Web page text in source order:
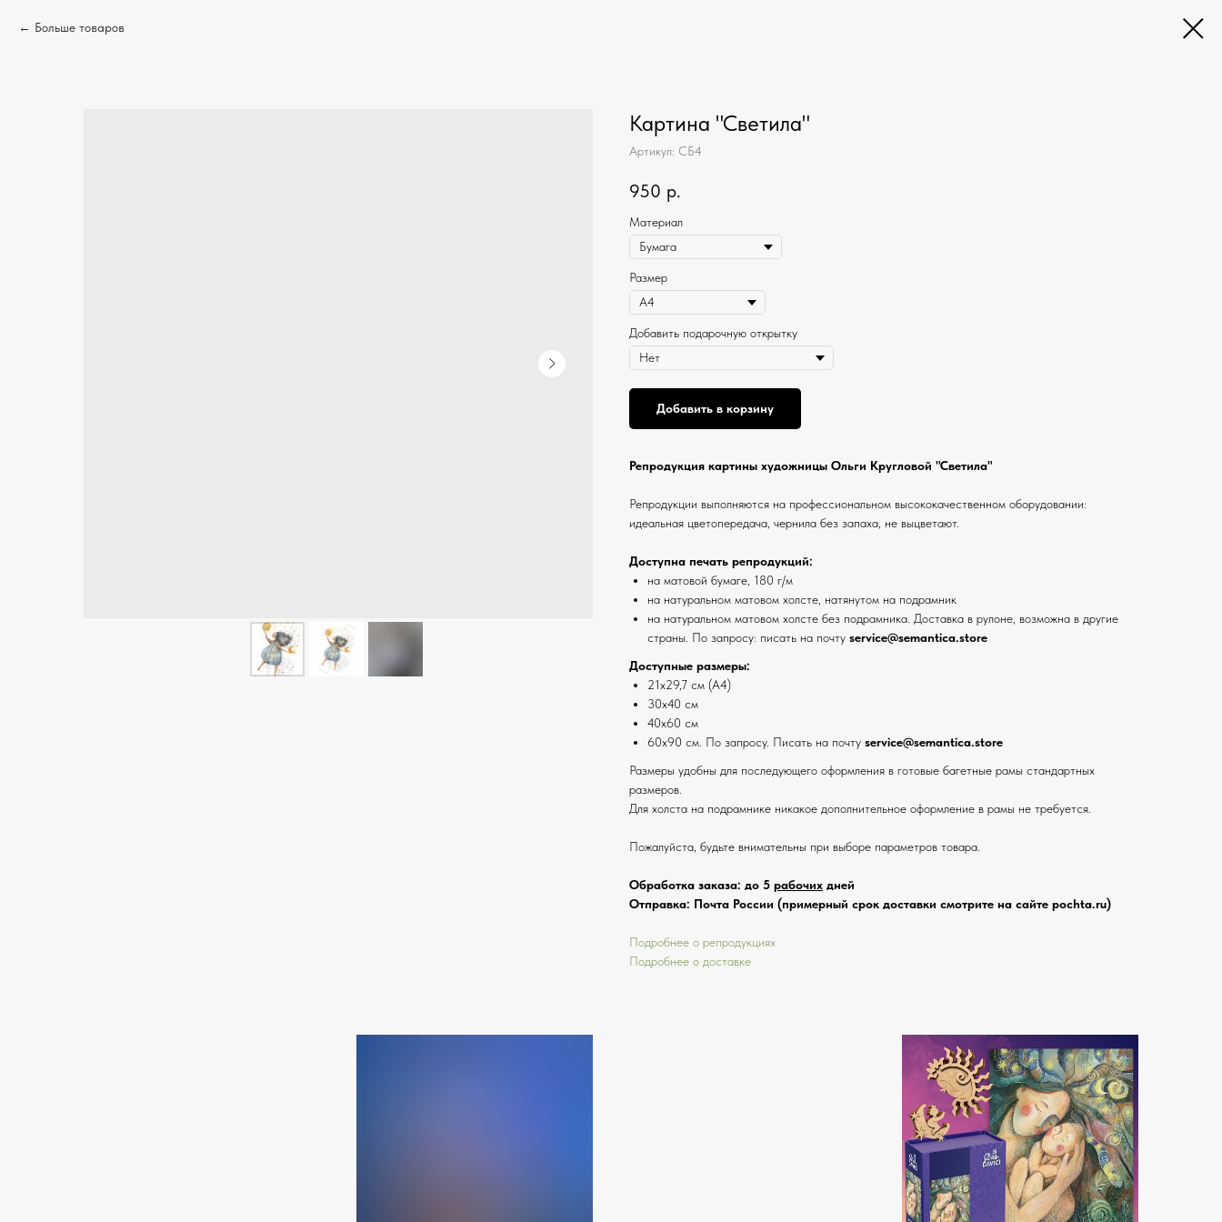
Больше товаров
Картина "Светила"
Артикул: СБ4
950 р.
Материал
Размер
Добавить подарочную открытку
Добавить в корзину
Репродукция картины художницы Ольги Кругловой "Светила"
Репродукции выполняются на профессиональном высококачественном оборудовании:
идеальная цветопередача, чернила без запаха, не выцветают.
Доступна печать репродукций:
на матовой бумаге, 180 г/м
на натуральном матовом холсте, натянутом на подрамник
на натуральном матовом холсте без подрамника. Доставка в рулоне, возможна в другие
страны. По запросу: писать на почту service@semantica.store
Доступные размеры:
21х29,7 см (А4)
30х40 см
40х60 см
60х90 см. По запросу. Писать на почту service@semantica.store
Размеры удобны для последующего оформления в готовые багетные рамы стандартных
размеров.
Для холста на подрамнике никакое дополнительное оформление в рамы не требуется.
Пожалуйста, будьте внимательны при выборе параметров товара.
Обработка заказа: до 5 рабочих дней
Отправка: Почта России (примерный срок доставки смотрите на сайте pochta.ru)
Подробнее о репродукциях
Подробнее о доставке